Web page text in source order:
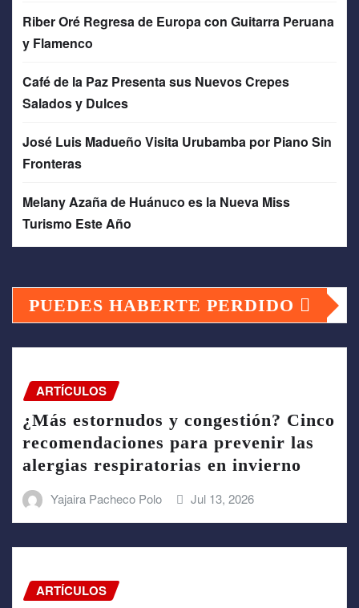
Riber Oré Regresa de Europa con Guitarra Peruana
y Flamenco
Café de la Paz Presenta sus Nuevos Crepes
Salados y Dulces
José Luis Madueño Visita Urubamba por Piano Sin
Fronteras
Melany Azaña de Huánuco es la Nueva Miss
Turismo Este Año
PUEDES HABERTE PERDIDO
ARTÍCULOS
¿Más estornudos y congestión? Cinco
recomendaciones para prevenir las
alergias respiratorias en invierno
Yajaira Pacheco Polo Jul 13, 2026
ARTÍCULOS